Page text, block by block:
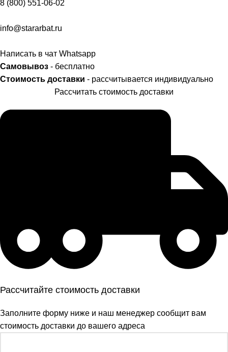
8 (800) 551-06-02
info@stararbat.ru
Написать в чат Whatsapp
Самовывоз - бесплатно
Стоимость доставки - рассчитывается индивидуально
Рассчитать стоимость доставки
Рассчитайте стоимость доставки
Заполните форму ниже и наш менеджер сообщит вам
стоимость доставки до вашего адреса